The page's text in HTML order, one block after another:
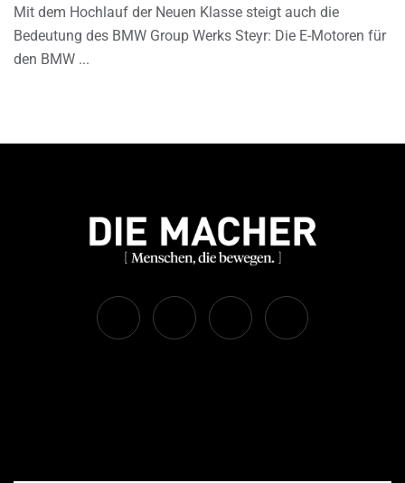
Mit dem Hochlauf der Neuen Klasse steigt auch die
Bedeutung des BMW Group Werks Steyr: Die E-Motoren für
den BMW